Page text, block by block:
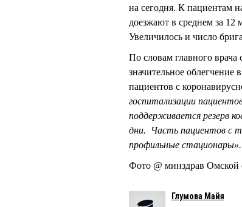
на сегодня. К пациентам
доезжают в среднем за 12
Увеличилось и число
По словам главного
значительное облегчение
пациентов с
госпитализации
поддерживается резерв
дни. Часть пациентов с
профильные стационары».
Фото @ минздрав Омской
Глумова Майя